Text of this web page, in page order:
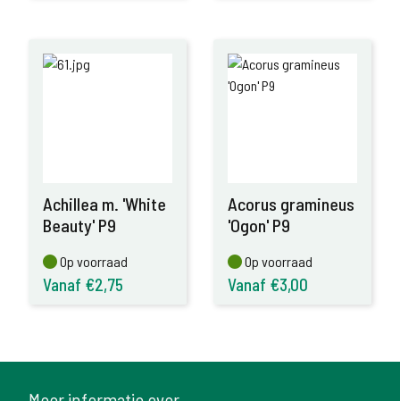
Achillea m. 'White
Beauty' P9
Op voorraad
Op voorraad
Vanaf €2,75
Acorus gramineus
'Ogon' P9
Op voorraad
Op voorraad
Vanaf €3,00